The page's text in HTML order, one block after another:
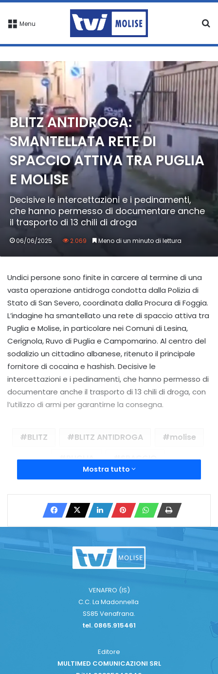
Menu
BLITZ ANTIDROGA:
SMANTELLATA RETE DI
SPACCIO ATTIVA TRA PUGLIA
E MOLISE
Decisive le intercettazioni e i pedinamenti,
che hanno permesso di documentare anche
il trasporto di 13 chili di droga
06/06/2025 2.069 Meno di un minuto di lettura
Undici persone sono finite in carcere al termine di una
vasta operazione antidroga condotta dalla Polizia di
Stato di San Severo, coordinata dalla Procura di Foggia.
L’indagine ha smantellato una rete di spaccio attiva tra
Puglia e Molise, in particolare nei Comuni di Lesina,
Cerignola, Ruvo di Puglia e Campomarino. Al centro del
sodalizio un cittadino albanese, ritenuto il principale
fornitore di cocaina e hashish. Decisive le
intercettazioni e i pedinamenti, che hanno permesso di
documentare anche il trasporto di 13 chili di droga, con
l’utilizzo di armi per garantirne la consegna.
BLITZ BLITZ ANTIDROGA
molise
PUGLIA
SPACCIO
Copy URL
Mostra tutto
VENAFRO (IS)
C.C. La Madonnella
SS85 Venafrana.
tel. 0865.915461
Editore
MULTIMED COMUNICAZIONI SRL